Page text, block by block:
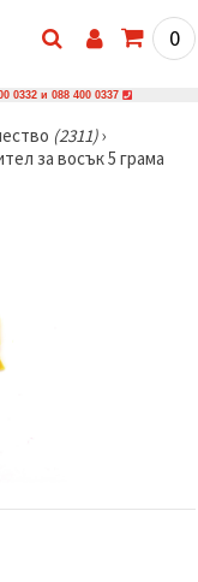
0
0332 и 088 400 0337
(2311)›
за восък 5 грама